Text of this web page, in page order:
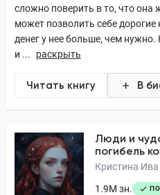
сложно поверить в то, что
может позволить себе
денег у нее больше, чем нужно.
и ...
раскрыть
Читать книгу В
Люди и
погибель
Кристина
1.9M зн.